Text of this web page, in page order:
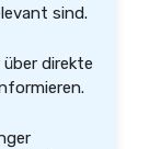
sind.
direkte